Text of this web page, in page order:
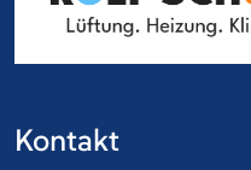
Kontakt